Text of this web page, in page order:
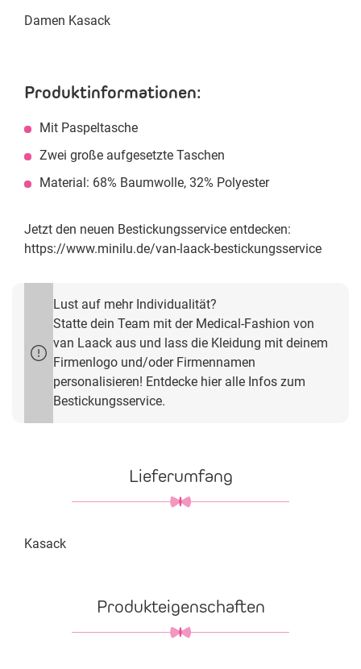
Damen Kasack
Produktinformationen:
Mit Paspeltasche
Zwei große aufgesetzte Taschen
Material: 68% Baumwolle, 32% Polyester
Jetzt den neuen Bestickungsservice entdecken:
https://www.minilu.de/van-laack-bestickungsservice
Lust auf mehr Individualität?
Statte dein Team mit der Medical-Fashion von
van Laack aus und lass die Kleidung mit deinem
Firmenlogo und/oder Firmennamen
personalisieren! Entdecke hier alle Infos zum
Bestickungsservice.
Lieferumfang
Kasack
Produkteigenschaften